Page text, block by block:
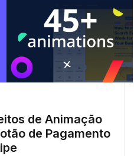
de Animação
de Pagamento